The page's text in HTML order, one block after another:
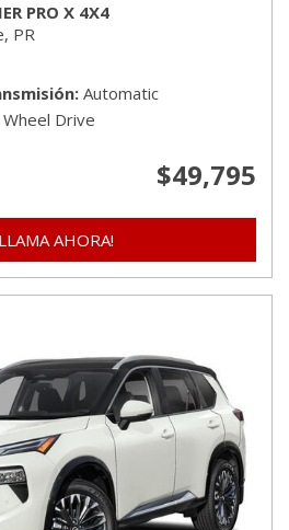
PRO X 4X4
PR
Automatic
Wheel Drive
$49,795
AHORA!